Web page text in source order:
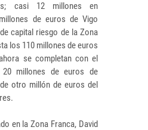
casi 12 millones en
de euros de Vigo
capital riesgo de la Zona
los 110 millones de euros
se completan con el
millones de euros de
otro millón de euros del
en la Zona Franca, David